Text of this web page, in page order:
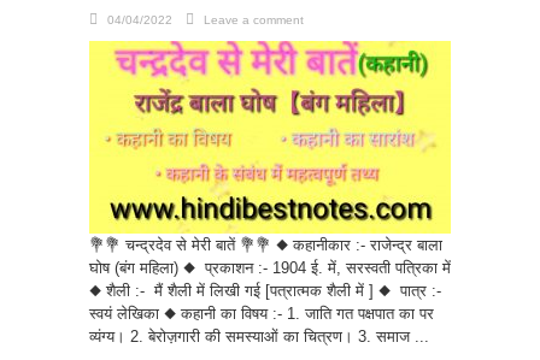
04/04/2022 Leave a comment
💐💐 चन्द्रदेव से मेरी बातें 💐💐 ◆ कहानीकार :- राजेन्द्र बाला
घोष (बंग महिला) ◆ प्रकाशन :- 1904 ई. में, सरस्वती पत्रिका में
◆ शैली :- मैं शैली में लिखी गई [पत्रात्मक शैली में ] ◆ पात्र :-
स्वयं लेखिका ◆ कहानी का विषय :- 1. जाति गत पक्षपात का पर
व्यंग्य। 2. बेरोज़गारी की समस्याओं का चित्रण। 3. समाज ...